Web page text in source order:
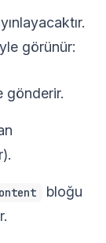
görünür:
gönderir.
bloğu